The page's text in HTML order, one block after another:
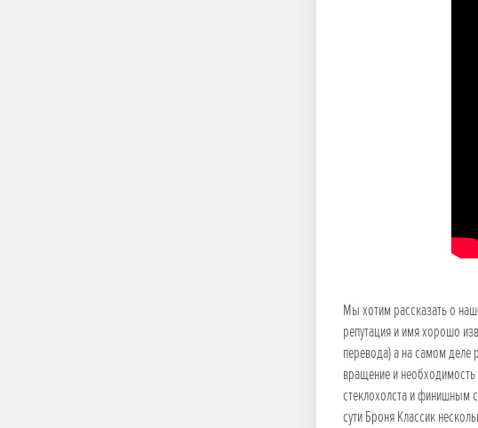
Мы хотим рассказать о
репутация и имя хорошо
перевода) а на самом деле
вращение и
стеклохолста и финишным
сути Броня Классик